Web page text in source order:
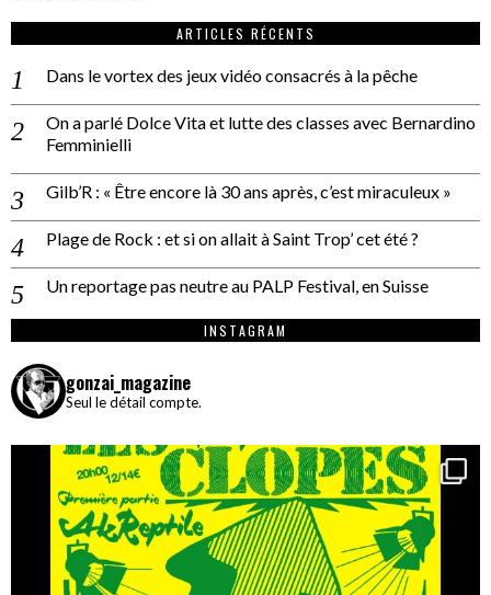
ARTICLES RÉCENTS
Dans le vortex des jeux vidéo consacrés à la pêche
On a parlé Dolce Vita et lutte des classes avec Bernardino
Femminielli
Gilb’R : « Être encore là 30 ans après, c’est miraculeux »
Plage de Rock : et si on allait à Saint Trop’ cet été ?
Un reportage pas neutre au PALP Festival, en Suisse
INSTAGRAM
gonzai_magazine
Seul le détail compte.